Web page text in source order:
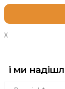
X
і ми